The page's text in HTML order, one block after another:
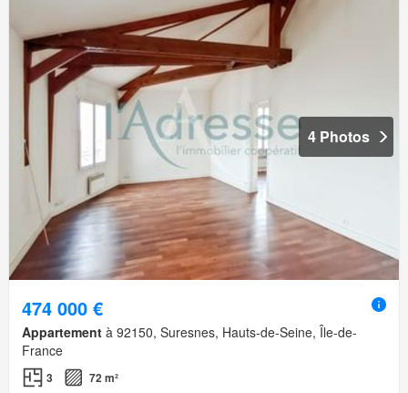
4 Photos
474 000 €
Appartement à 92150, Suresnes, Hauts-de-Seine, Île-de-
France
3
72 m²